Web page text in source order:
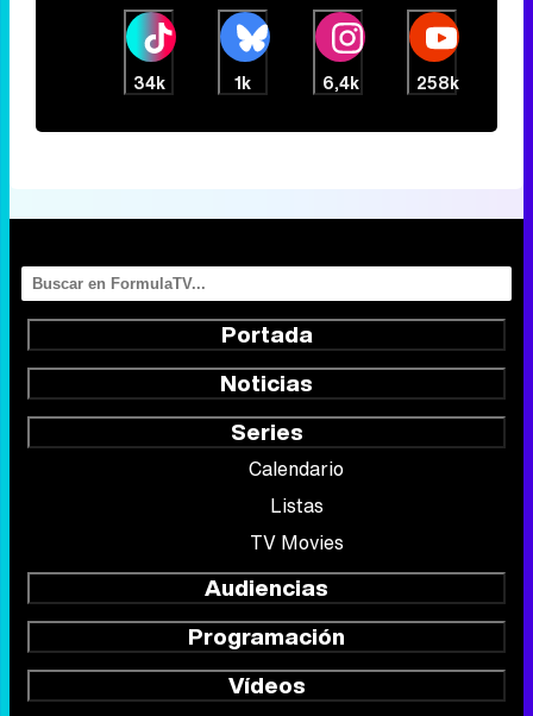
34k 1k 6,4k 258k
Portada
Noticias
Series
Calendario
Listas
TV Movies
Audiencias
Programación
Vídeos